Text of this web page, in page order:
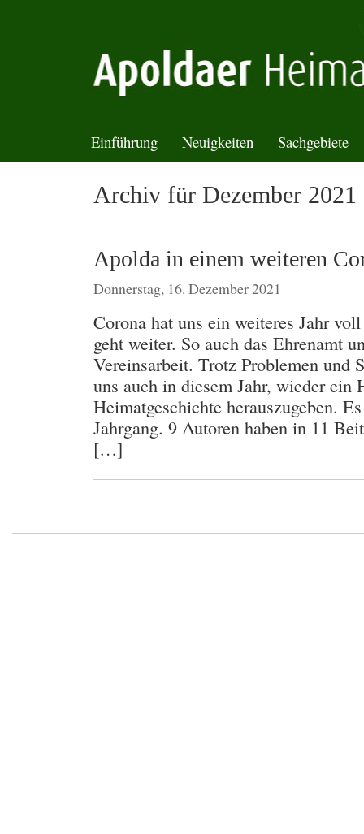
Einführung Neuigkeiten Sachgebiete
Archiv für Dezember 2021
Apolda in einem weiteren
Donnerstag, 16. Dezember 2021
Corona hat uns ein weiteres Jahr
geht weiter. So auch das Ehrenamt
Vereinsarbeit. Trotz Problemen und
uns auch in diesem Jahr, wieder ein
Heimatgeschichte herauszugeben.
Jahrgang. 9 Autoren haben in 11
[…]